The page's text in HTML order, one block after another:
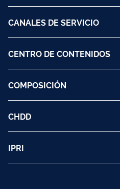
CANALES DE SERVICIO
CENTRO DE CONTENIDOS
COMPOSICIÓN
CHDD
IPRI